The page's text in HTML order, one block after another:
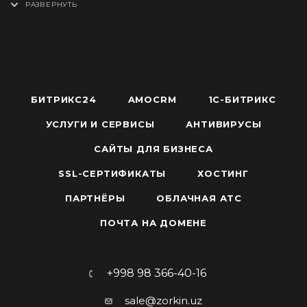
рисков, без ограничений, без неожиданных
предложение с расчётом
БИТРИКС24 AMOCRM 1С-БИТРИКС
УСЛУГИ И СЕРВИСЫ АНТИВИРУСЫ
САЙТЫ ДЛЯ БИЗНЕСА
SSL-СЕРТИФИКАТЫ ХОСТИНГ
ПАРТНЁРЫ ОБЛАЧНАЯ АТС
ПОЧТА НА ДОМЕНЕ
+998 98 366-40-16
sale@zorkin.uz